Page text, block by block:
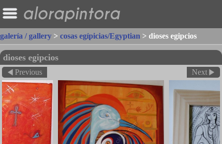
alorapintora
galería / gallery > cosas egípicias/Egyptian > dioses egipcios
dioses egipcios
Previous Next